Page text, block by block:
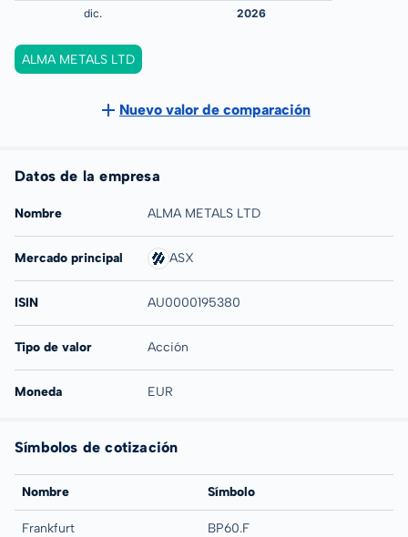
ALMA METALS LTD
Nuevo valor de comparación
Datos de la empresa
Nombre ALMA METALS LTD
Mercado principal ASX
ISIN AU0000195380
Tipo de valor Acción
Moneda EUR
Símbolos de cotización
Nombre Símbolo
Frankfurt BP60.F